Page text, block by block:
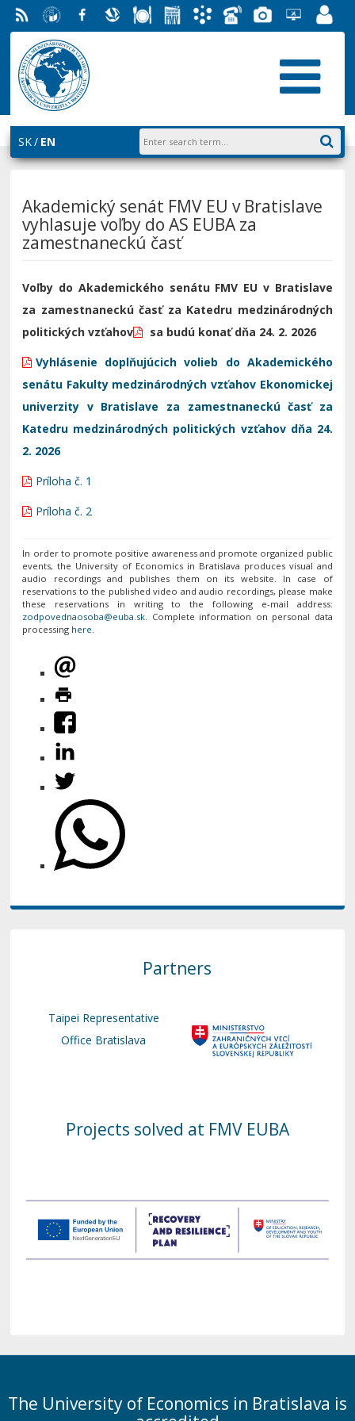
RSS University
of
Economics
in
Bratislava
Facebook
SlovakDiningStudentAcademic
PhoneGalleryHelpdesk
EUBAPortal
SK EN
Akademický senát FMV EU v Bratislave
vyhlasuje voľby do AS EUBA za
zamestnaneckú časť
Voľby do Akademického senátu FMV EU v Bratislave
za zamestnaneckú časť za Katedru medzinárodných
politických vzťahov
sa budú konať dňa 24. 2. 2026
Vyhlásenie doplňujúcich volieb do Akademického
senátu Fakulty medzinárodných vzťahov Ekonomickej
univerzity v Bratislave za zamestnaneckú časť za
Katedru medzinárodných politických vzťahov dňa 24.
2. 2026
Príloha č. 1
Príloha č. 2
In order to promote positive awareness and promote organized public
events, the University of Economics in Bratislava produces visual and
audio recordings and publishes them on its website. In case of
reservations to the published video and audio recordings, please make
these reservations in writing to the following e-mail address:
. Complete information on personal data
processing here.
Partners
Taipei Representative
Office Bratislava
Projects solved at FMV EUBA
The University of Economics in Bratislava is